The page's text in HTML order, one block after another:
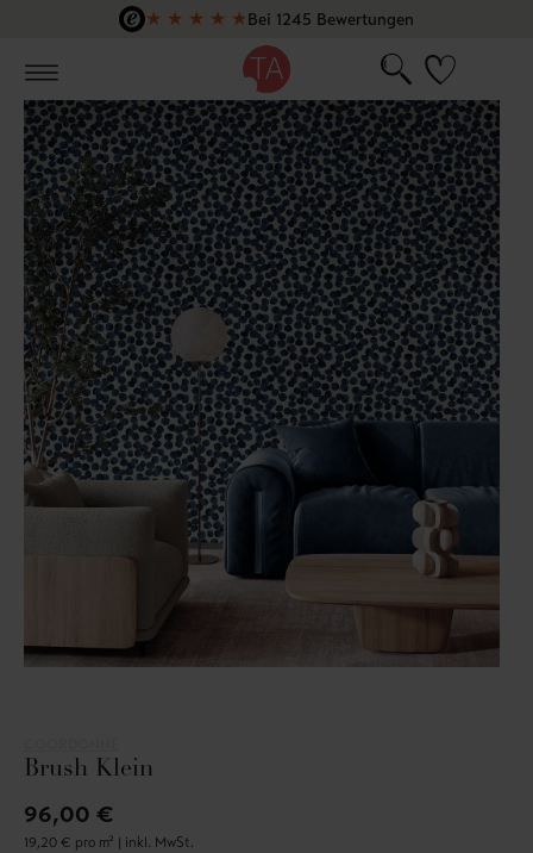
Zum Hauptinhalt springen
★ ★ ★ ★ ★Bei 1245 Bewertungen
Brush Klein
96,00 €
19,20 € pro m² | inkl. MwSt.